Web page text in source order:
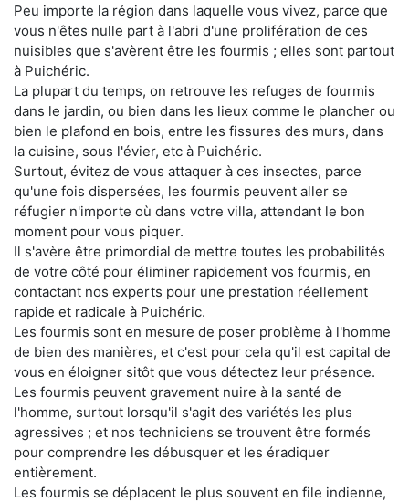
Peu importe la région dans laquelle vous vivez, parce que
vous n'êtes nulle part à l'abri d'une prolifération de ces
nuisibles que s'avèrent être les fourmis ; elles sont partout
à Puichéric.
La plupart du temps, on retrouve les refuges de fourmis
dans le jardin, ou bien dans les lieux comme le plancher ou
bien le plafond en bois, entre les fissures des murs, dans
la cuisine, sous l'évier, etc à Puichéric.
Surtout, évitez de vous attaquer à ces insectes, parce
qu'une fois dispersées, les fourmis peuvent aller se
réfugier n'importe où dans votre villa, attendant le bon
moment pour vous piquer.
Il s'avère être primordial de mettre toutes les probabilités
de votre côté pour éliminer rapidement vos fourmis, en
contactant nos experts pour une prestation réellement
rapide et radicale à Puichéric.
Les fourmis sont en mesure de poser problème à l'homme
de bien des manières, et c'est pour cela qu'il est capital de
vous en éloigner sitôt que vous détectez leur présence.
Les fourmis peuvent gravement nuire à la santé de
l'homme, surtout lorsqu'il s'agit des variétés les plus
agressives ; et nos techniciens se trouvent être formés
pour comprendre les débusquer et les éradiquer
entièrement.
Les fourmis se déplacent le plus souvent en file indienne,